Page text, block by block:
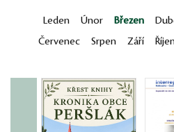
Leden Únor Březen
Červenec
Srpen Září